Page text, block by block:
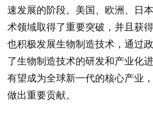
速发展的阶段。美国、欧洲、日
术领域取得了重要突破，并且获
也积极发展生物制造技术，通过
了生物制造技术的研发和产业化
有望成为全球新一代的核心产业
做出重要贡献。